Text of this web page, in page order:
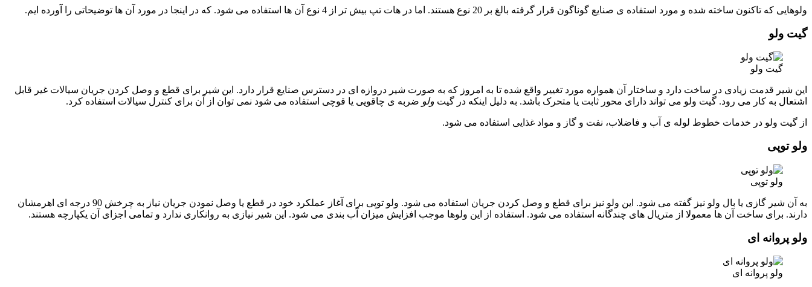
ولوهایی که تاکنون ساخته شده و مورد استفاده ی صنایع گوناگون قرار گرفته بالغ بر 20 نوع هستند. اما در هات تپ بیش تر از 4 نوع آن ها استفاده می شود. که در اینجا در مورد آن ها توضیحاتی را آورده ایم.
گیت ولو
گیت ولو
این شیر قدمت زیادی در ساخت دارد و ساختار آن همواره مورد تغییر واقع شده تا به امروز که به صورت شیر دروازه ای در دسترس صنایع قرار دارد. این شیر برای قطع و وصل کردن جریان سیالات غیر قابل
اشتعال به کار می رود. گیت ولو می تواند دارای محور ثابت یا متحرک باشد. به دلیل اینکه در گیت ولو ضربه ی چاقویی یا قوچی استفاده می شود نمی توان از آن برای کنترل سیالات استفاده کرد.
از گیت ولو در خدمات خطوط لوله ی آب و فاضلاب، نفت و گاز و مواد غذایی استفاده می شود.
ولو توپی
ولو توپی
به آن شیر گازی یا بال ولو نیز گفته می شود. این ولو نیز برای قطع و وصل کردن جریان استفاده می شود. ولو توپی برای آغاز عملکرد خود در قطع یا وصل نمودن جریان نیاز به چرخش 90 درجه ای اهرمشان
دارند. برای ساخت آن ها معمولا از متریال های چندگانه استفاده می شود. استفاده از این ولوها موجب افزایش میزان آب بندی می شود. این شیر نیازی به روانکاری ندارد و تمامی اجزای آن یکپارچه هستند.
ولو پروانه ای
ولو پروانه ای